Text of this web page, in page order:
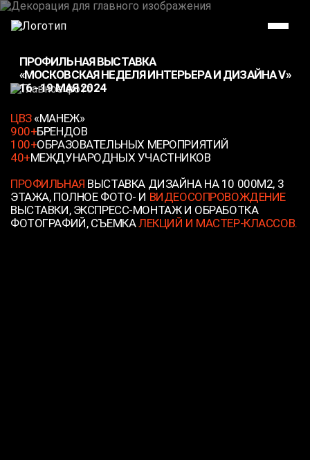
ПРОФИЛЬНАЯ ВЫСТАВКА
«МОСКОВСКАЯ НЕДЕЛЯ ИНТЕРЬЕРА И ДИЗАЙНА V»
16 - 19 МАЯ 2024
ЦВЗ«‎МАНЕЖ»
900+БРЕНДОВ
100+ОБРАЗОВАТЕЛЬНЫХ МЕРОПРИЯТИЙ
40+МЕЖДУНАРОДНЫХ УЧАСТНИКОВ
ПРОФИЛЬНАЯ ВЫСТАВКА ДИЗАЙНА НА 10 000М2, 3
ЭТАЖА, ПОЛНОЕ ФОТО- И ВИДЕОСОПРОВОЖДЕНИЕ
ВЫСТАВКИ, ЭКСПРЕСС-МОНТАЖ И ОБРАБОТКА
ФОТОГРАФИЙ, СЪЕМКАЛЕКЦИЙ И МАСТЕР-КЛАССОВ.